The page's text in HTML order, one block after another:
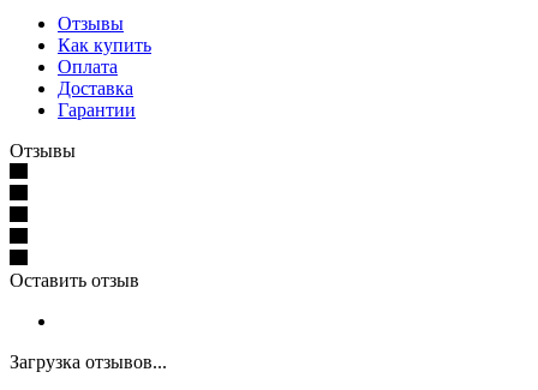
Отзывы
Как купить
Оплата
Доставка
Гарантии
Отзывы
Оставить отзыв
Загрузка отзывов...